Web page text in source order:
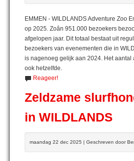
EMMEN - WILDLANDS Adventure Zoo
op 2025. Zoân 951.000 bezoekers
afgelopen jaar. Dit totaal bestaat uit
bezoekers van evenementen die in
is nagenoeg gelijk aan 2024. Het
ook hetzelfde.
Reageer!
Zeldzame
in WILDLANDS
maandag 22 dec 2025 | Geschreven door